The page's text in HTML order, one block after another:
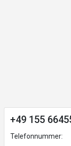
+49 155
Telefonnummer: